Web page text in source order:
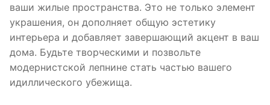
ваши жилые пространства. Это не только элемент
украшения, он дополняет общую эстетику
интерьера и добавляет завершающий акцент в ваш
дома. Будьте творческими и позвольте
модернистской лепнине стать частью вашего
идиллического убежища.